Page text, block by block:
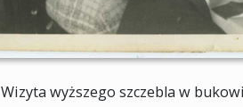
Wizyta wyższego szczebla w